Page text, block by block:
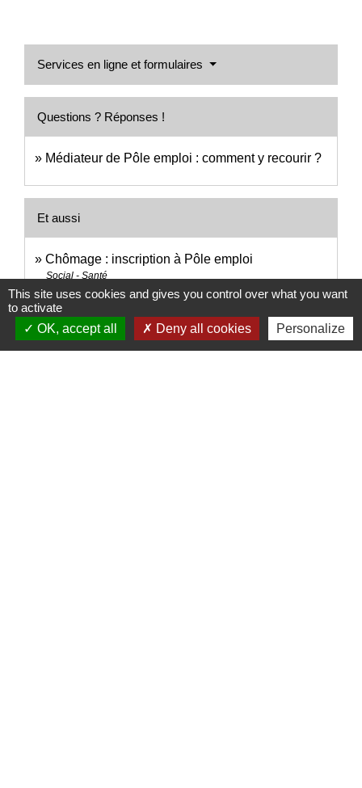
Services en ligne et formulaires
Questions ? Réponses !
Médiateur de Pôle emploi : comment y recourir ?
Et aussi
Chômage : inscription à Pôle emploi
Social - Santé
Chômage : obligation de recherche d'emploi
(PPAE)
Social - Santé
This site uses cookies and gives you control over what you want
to activate
OK, accept all
Deny all cookies Personalize